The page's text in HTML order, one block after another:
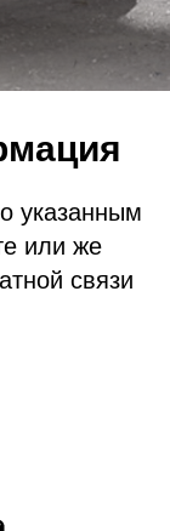
указанным
или же
связи